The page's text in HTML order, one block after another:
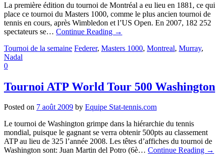
La première édition du tournoi de Montréal a eu lieu en 1881, ce qui
place ce tournoi du Masters 1000, comme le plus ancien tournoi de
tennis en cours, après Wimbledon et l’US Open. En 2007, 182 252
spectateurs se… Continue Reading →
Tournoi de la semaine Federer, Masters 1000, Montreal, Murray,
Nadal
0
Tournoi ATP World Tour 500 Washington
Posted on 7 août 2009 by Equipe Stat-tennis.com
Le tournoi de Washington grimpe dans la hiérarchie du tennis
mondial, puisque le gagnant se verra obtenir 500pts au classement
ATP au lieu de 325 l’année 2008. Les têtes d’affiches du tournoi de
Washington sont: Juan Martin del Potro (6è… Continue Reading →